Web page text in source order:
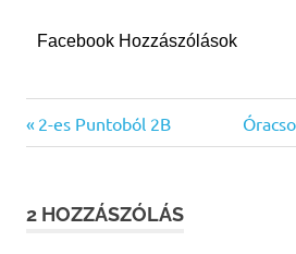
Facebook Hozzászólások
élő
olvasás
Bejegyzés
Previous
Post:
2-es Puntoból 2B
Next
Post:
2 HOZZÁSZÓLÁS